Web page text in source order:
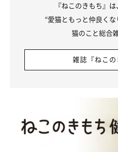
『ねこのきもち』
“愛猫ともっと仲良く
猫のこと総合
雑誌『ねこの